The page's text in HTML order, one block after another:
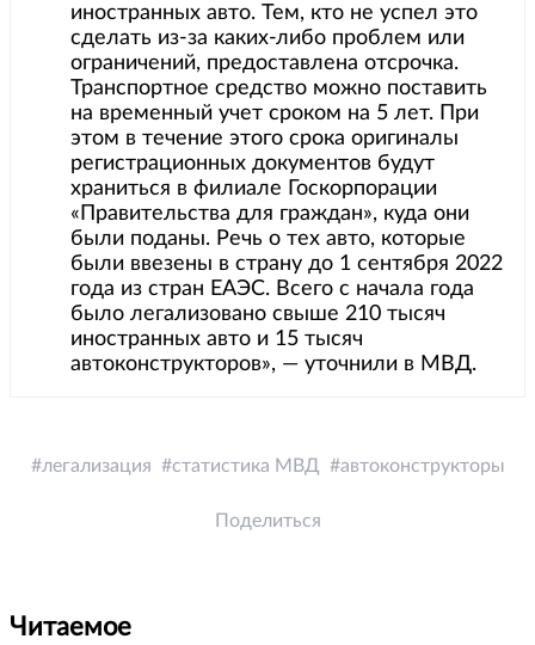
иностранных авто. Тем, кто не успел это
сделать из-за каких-либо проблем или
ограничений, предоставлена отсрочка.
Транспортное средство можно поставить
на временный учет сроком на 5 лет. При
этом в течение этого срока оригиналы
регистрационных документов будут
храниться в филиале Госкорпорации
«Правительства для граждан», куда они
были поданы. Речь о тех авто, которые
были ввезены в страну до 1 сентября 2022
года из стран ЕАЭС. Всего с начала года
было легализовано свыше 210 тысяч
иностранных авто и 15 тысяч
автоконструкторов», — уточнили в МВД.
легализация статистика МВД автоконструкторы
Поделиться
Читаемое